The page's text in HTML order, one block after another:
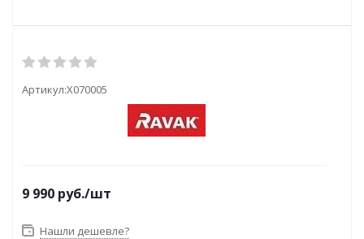
Артикул:X070005
9 990 руб./шт
Нашли дешевле?